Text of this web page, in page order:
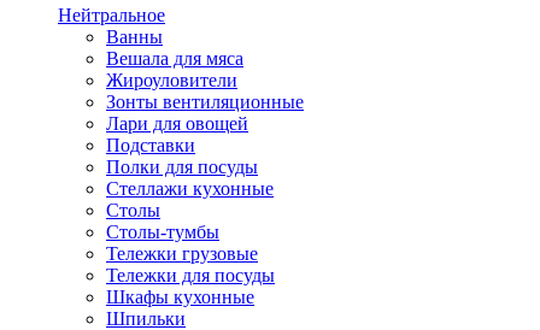
Нейтральное
Ванны
Вешала для мяса
Жироуловители
Зонты вентиляционные
Лари для овощей
Подставки
Полки для посуды
Стеллажи кухонные
Столы
Столы-тумбы
Тележки грузовые
Тележки для посуды
Шкафы кухонные
Шпильки